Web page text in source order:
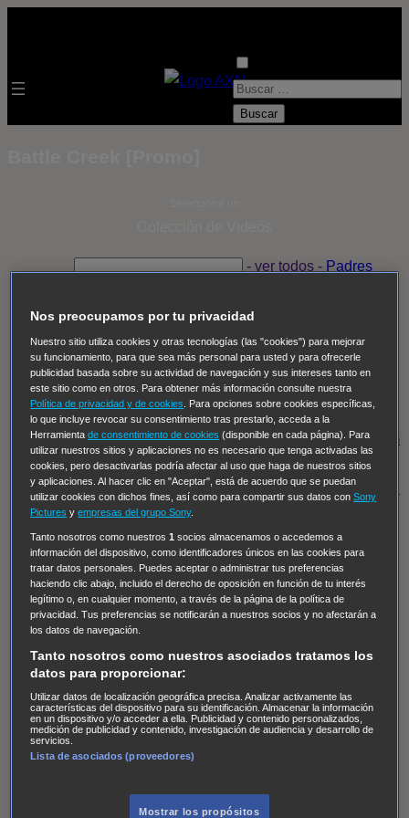
B
- ver todos - Padres
Despedida Salvaje Despedida Salvaje
Thomas, el ojo del FBI Pan Am Dawson crece
Insomnia El Guardián The Blacklist Cinco en familia
Hudson & Rex Diez libras y un sueño Mr Loverman
Regreso al futuro III NUEVE CUERPOS Los últimos
caballeros Tormenta infinita Sing Street Cobra Kai
Tom
y Lola High Country Los casos de Susan Ryeland:
Moonflower Murders Twisted Metal Mentes Criminales:
Evolution Terapia de Choque
Hailey Dean Without Sin: Libre de Culpa Morbius
NCIS: Nueva Orleans
Pandora En fuera de juego
The Shield: Al margen de la ley Duplicated Preacher
The Killing Kind Intersecciones DOC Bite Club
Chicago Fire
de personas desaparecidas Mad Dogs La Sustituta
Ladrón de guante blanco
AXN Masters of Sex Three Pines Accused CarterAlice
Nevers Crossing Lines Einstein Sobrenatural Cómo
defender a un asesino
Reckoning: Ajuste de Cuentas
Nos preocupamos por tu privacidad
Nuestro sitio utiliza cookies y otras tecnologías (las "cookies") para mejorar
su funcionamiento, para que sea más personal para usted y para ofrecerle
publicidad basada sobre su actividad de navegación y sus intereses tanto en
este sitio como en otros. Para obtener más información consulte nuestra
Política de privacidad y de cookies
. Para opciones sobre cookies específicas,
lo que incluye revocar su consentimiento tras prestarlo, acceda a la
Herramientade consentimiento de cookies (disponible en cada página). Para
utilizar nuestros sitios y aplicaciones no es necesario que tenga activadas las
cookies, pero desactivarlas podría afectar al uso que haga de nuestros sitios
y aplicaciones. Al hacer clic en "Aceptar", está de acuerdo que se puedan
utilizar cookies con dichos fines, así como para compartir sus datos conSony
Pictures yempresas del grupo Sony.
Tanto nosotros como nuestros1 socios almacenamos o accedemos a
información del dispositivo, como identificadores únicos en las cookies para
tratar datos personales. Puedes aceptar o administrar tus preferencias
haciendo clic abajo, incluido el derecho de oposición en función de tu interés
legítimo o, en cualquier momento, a través de la página de la política de
privacidad. Tus preferencias se notificarán a nuestros socios y no afectarán a
los datos de navegación.
Tanto nosotros como nuestros asociados tratamos los
datos para proporcionar:
Utilizar datos de localización geográfica precisa. Analizar activamente las
características del dispositivo para su identificación. Almacenar la información
en un dispositivo y/o acceder a ella. Publicidad y contenido personalizados,
medición de publicidad y contenido, investigación de audiencia y desarrollo de
servicios.
Lista de asociados (proveedores)
Mostrar los propósitos